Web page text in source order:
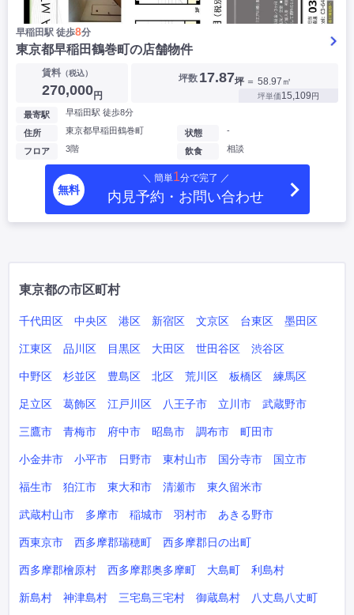
早稲田駅 徒歩8分
東京都早稲田鶴巻町の店舗物件
賃料（税込）
270,000円
坪数 17.87坪 ＝ 58.97㎡
坪単価15,109円
最寄駅 早稲田駅 徒歩8分
住所 東京都早稲田鶴巻町
フロア 3階
状態 -
飲食 相談
無料
＼ 簡単1分で完了 ／
内見予約・お問い合わせ
東京都の市区町村
千代田区 中央区 港区 新宿区 文京区 台東区 墨田区
江東区 品川区 目黒区 大田区 世田谷区 渋谷区
中野区 杉並区 豊島区 北区 荒川区 板橋区 練馬区
足立区 葛飾区 江戸川区 八王子市 立川市 武蔵野市
三鷹市 青梅市 府中市 昭島市 調布市 町田市
小金井市 小平市 日野市 東村山市 国分寺市 国立市
福生市 狛江市 東大和市 清瀬市 東久留米市
武蔵村山市 多摩市 稲城市 羽村市 あきる野市
西東京市 西多摩郡瑞穂町 西多摩郡日の出町
西多摩郡檜原村 西多摩郡奥多摩町 大島町 利島村
新島村 神津島村 三宅島三宅村 御蔵島村 八丈島八丈町